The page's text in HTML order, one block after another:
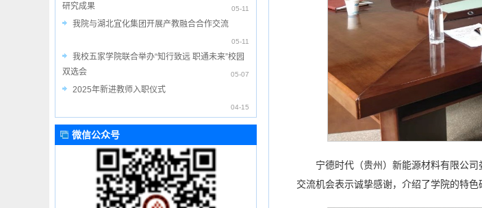
05-11
研究成果
05-11
我院与湖北宜化集团开展产教融合合作交流
05-07
我校五家学院联合举办“知行致远 职通未来”校园
双选会
04-15
2025年新进教师入职仪式
微信公众号
宁德时代（贵州）新能源材料有限公
交流机会表示诚挚感谢，介绍了学院的特